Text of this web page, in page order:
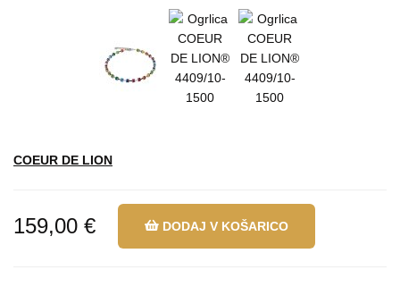
COEUR DE LION
159,00 € DODAJ V KOŠARICO